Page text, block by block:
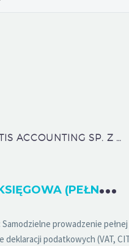
CROWE ADVARTIS ACCOUNTING SP. Z O.O.
K
SIĘGOWY / KSIĘGOWA (PEŁNA KSIĘGOWOŚĆ)
prowadzenie
deklaracji podatkowych (VAT,